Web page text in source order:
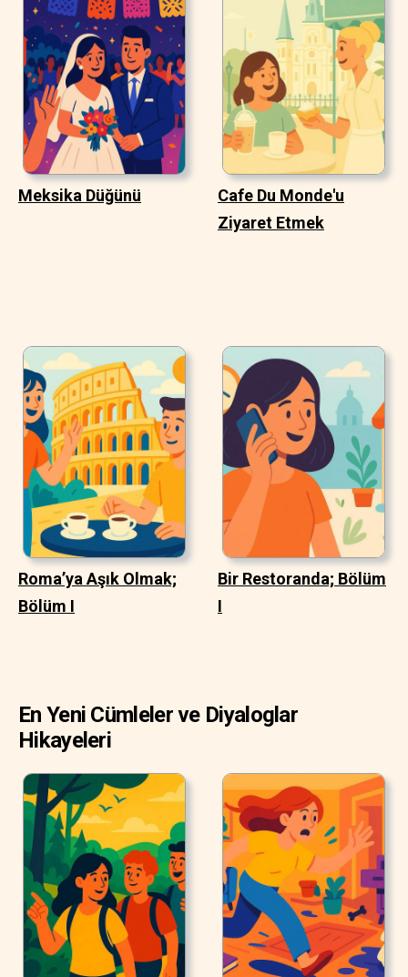
Meksika Düğünü
Cafe Du Monde'u
Ziyaret Etmek
Roma’ya Aşık Olmak;
Bölüm I
Bir Restoranda; Bölüm
I
En Yeni Cümleler ve Diyaloglar
Hikayeleri